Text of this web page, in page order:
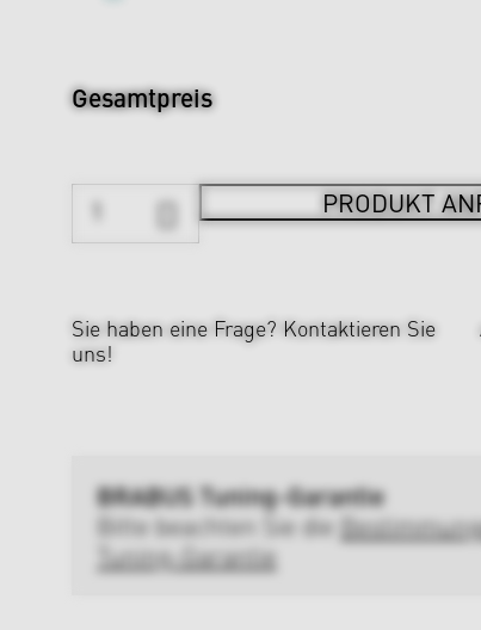
Gesamtpreis
PRODUKT
Sie haben eine Frage? Kontaktieren Sie
uns!
BRABUS Tuning-Garantie
Bitte beachten Sie die
Tuning-Garantie